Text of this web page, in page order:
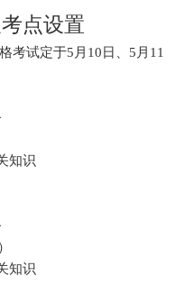
点设置
考试定于5月10日、5月11
知识
知识